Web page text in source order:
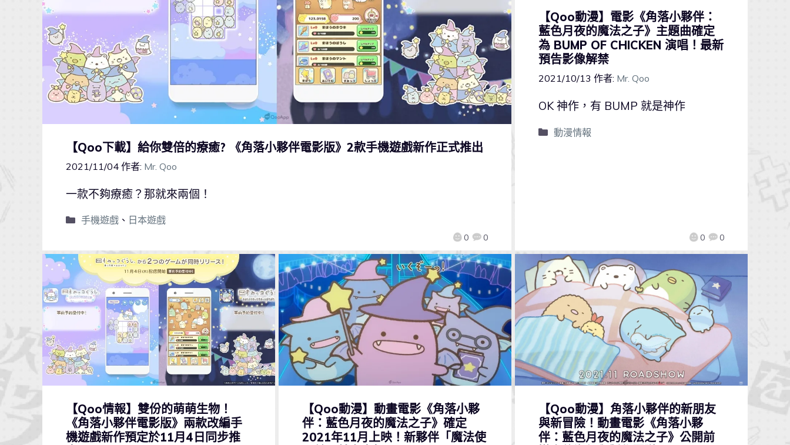
【Qoo下載】給你雙倍的療癒? 《角落小夥伴電影版》2款手機遊戲新作正式推出
2021/11/04 作者: Mr. Qoo
0 0
一款不夠療癒？那就來兩個！
手機遊戲、 日本遊戲
【Qoo動漫】電影《角落小夥伴：
藍色月夜的魔法之子》主題曲確定
為 BUMP OF CHICKEN 演唱！最新
預告影像解禁
2021/10/13 作者: Mr. Qoo
0 0
OK 神作，有 BUMP 就是神作
動漫情報
【Qoo情報】雙份的萌萌生物！
《角落小夥伴電影版》兩款改編手
機遊戲新作預定於11月4日同步推
【Qoo動漫】動畫電影《角落小夥
伴：藍色月夜的魔法之子》確定
2021年11月上映！新夥伴「魔法使
【Qoo動漫】角落小夥伴的新朋友
與新冒險！動畫電影《角落小夥
伴：藍色月夜的魔法之子》公開前